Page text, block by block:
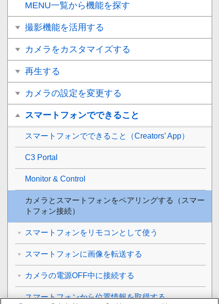
MENU一覧から機能を探す
撮影機能を活用する
カメラをカスタマイズする
再生する
カメラの設定を変更する
スマートフォンでできること
スマートフォンでできること（Creators’ App）
C3 Portal
Monitor & Control
カメラとスマートフォンをペアリングする（ スマー
トフォン接続）
スマートフォンをリモコンとして使う
スマートフォンに画像を転送する
カメラの電源OFF中に接続する
スマートフォンから位置情報を取得する